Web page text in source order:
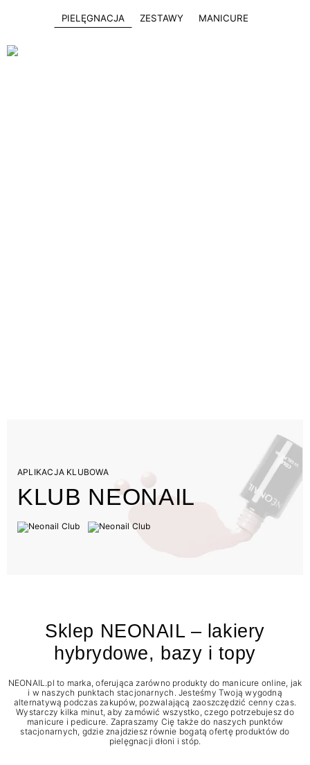
PIELĘGNACJA ZESTAWY MANICURE
APLIKACJA KLUBOWA
KLUB NEONAIL
Sklep NEONAIL – lakiery
hybrydowe, bazy i topy
NEONAIL.pl to marka, oferująca zarówno produkty do manicure online, jak
i w naszych punktach stacjonarnych. Jesteśmy Twoją wygodną
alternatywą podczas zakupów, pozwalającą zaoszczędzić cenny czas.
Wystarczy kilka minut, aby zamówić wszystko, czego potrzebujesz do
manicure i pedicure. Zapraszamy Cię także do naszych punktów
stacjonarnych, gdzie znajdziesz równie bogatą ofertę produktów do
pielęgnacji dłoni i stóp.